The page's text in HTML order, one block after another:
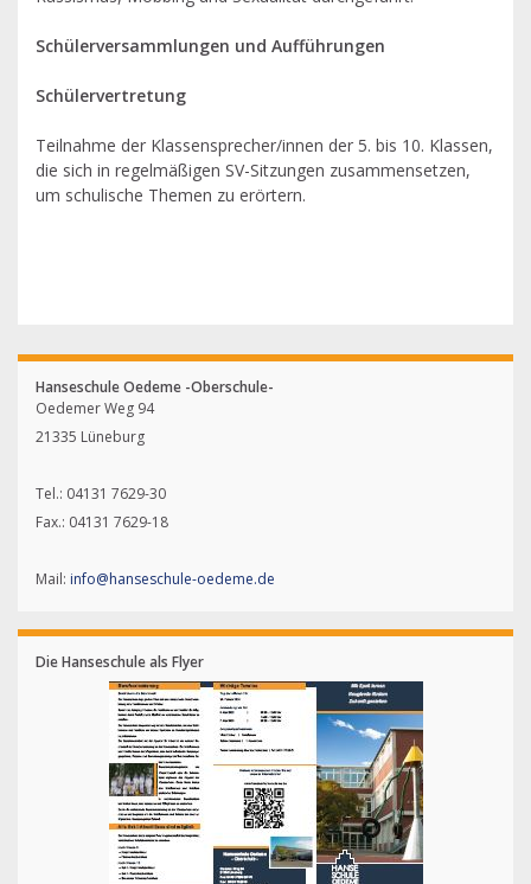
Schülerversammlungen und Aufführungen
Schülervertretung
Teilnahme der Klassensprecher/innen der 5. bis 10. Klassen,
die sich in regelmäßigen SV-Sitzungen zusammensetzen,
um schulische Themen zu erörtern.
Hanseschule Oedeme -Oberschule-
Oedemer Weg 94
21335 Lüneburg
Tel.: 04131 7629-30
Fax.: 04131 7629-18
Mail: info@hanseschule-oedeme.de
Die Hanseschule als Flyer